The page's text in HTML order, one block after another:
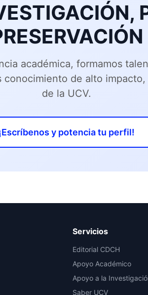
académica, formamos
de alto
de la UCV.
y potencia tu perfil!
Servicios
Editorial CDCH
Apoyo Académico
Apoyo a la
Saber UCV